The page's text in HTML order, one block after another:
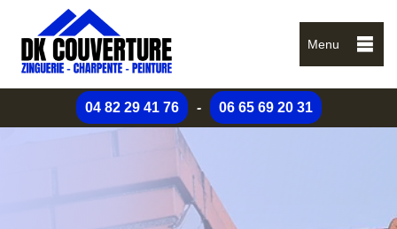
Menu
04 82 29 41 76 - 06 65 69 20 31